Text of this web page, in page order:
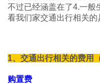
不过已经涵盖在了4.一般
看我们家交通出行相关的
1、交通出行相关的费用
购置费